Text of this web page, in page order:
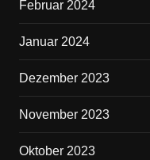
Februar 2024
Januar 2024
Dezember 2023
November 2023
Oktober 2023